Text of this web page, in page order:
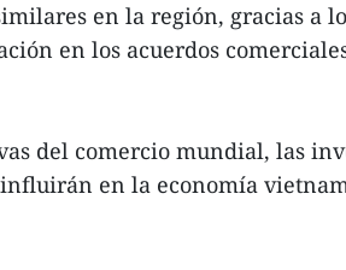
en la región, gracias a
en los acuerdos
del comercio mundial, las
en la economía